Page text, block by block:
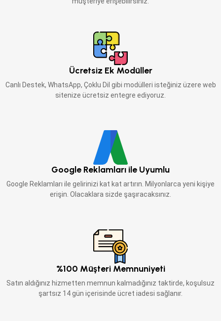
Ücretsiz Ek Modüller
Canlı Destek, WhatsApp, Çoklu Dil gibi modülleri isteğiniz üzere web
sitenize ücretsiz entegre ediyoruz.
Google Reklamları ile Uyumlu
Google Reklamları ile gelirinizi kat kat artırın. Milyonlarca yeni kişiye
erişin. Olacaklara sizde şaşıracaksınız.
%100 Müşteri Memnuniyeti
Satın aldığınız hizmetten memnun kalmadığınız taktirde, koşulsuz
şartsız 14 gün içerisinde ücret iadesi sağlanır.